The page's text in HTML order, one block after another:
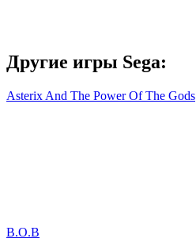
Другие игры Sega:
Asterix And The Power Of The Gods
B.O.B